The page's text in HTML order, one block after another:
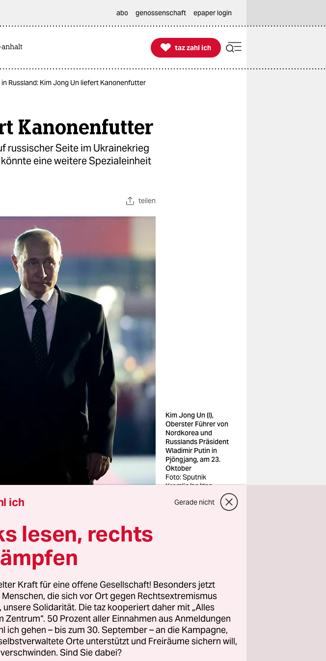
abo genossenschaft epaper login
anhalt 
taz zahl ich
taz zahl ich
Russland: Kim Jong Un liefert Kanonenfutter
Kanonenfutter
russischer Seite im Ukrainekrieg
eine weitere Spezialeinheit
teilen
Kim Jong Un (l),
Oberster Führer von
Nordkorea und
Russlands Präsident
Wladimir Putin in
Pjöngjang, am 23.
Oktober
Foto: Sputnik
Kremlin/ap/dpa
das Dorf Plekhovo stürmten,
gestoppt. Doch das 11.
Sondereinheit von
Nachdem auch eine zweite
dritten Anlauf erfolgreich – und
dem Dorf. Wie viele
ist nicht bekannt.
ich Gerade nicht
lesen, rechts
Kraft für eine offene Gesellschaft! Besonders jetzt
die sich vor Ort gegen Rechtsextremismus
unsere Solidarität. Die taz kooperiert daher mit „Alles
Zentrum“. 50 Prozent aller Einnahmen aus Anmeldungen
ich gehen – bis zum 30. September – an die Kampagne,
Orte unterstützt und Freiräume sichern will,
Sind Sie dabei?